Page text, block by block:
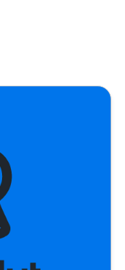
blocat?Afla cum îl
Află de ce se